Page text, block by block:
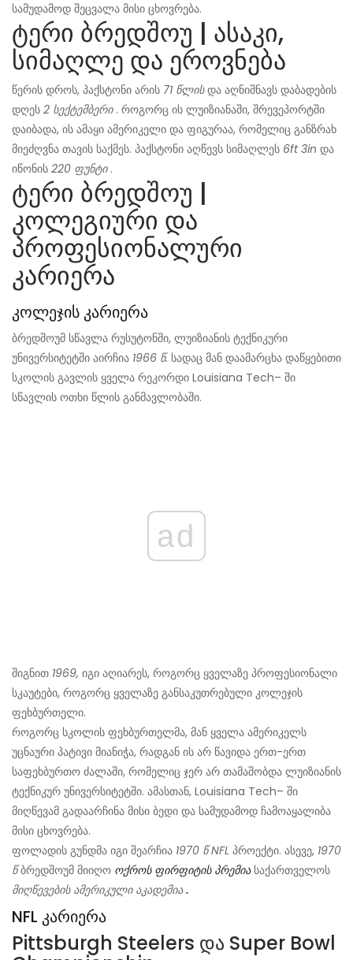
სამუდამოდ შეცვალა მისი ცხოვრება.
ტერი ბრედშოუ | ასაკი,
სიმაღლე და ეროვნება
წერის დროს, პაქსტონი არის 71 წლისდა აღნიშნავს დაბადების
დღეს 2 სექტემბერი. როგორც ის ლუიზიანაში, შრევეპორტში
დაიბადა, ის ამაყი ამერიკელი და ფიგურაა, რომელიც განზრახ
მიეძღვნა თავის საქმეს. პაქსტონი აღწევს სიმაღლეს 6ft 3in და
იწონის 220 ფუნტი.
ტერი ბრედშოუ |
კოლეგიური და
პროფესიონალური
კარიერა
კოლეჯის კარიერა
ბრედშოუმ სწავლა რუსუტონში, ლუიზიანის ტექნიკური
უნივერსიტეტში აირჩია 1966 წ. სადაც მან დაამარცხა დაწყებითი
სკოლის გავლის ყველა რეკორდი Louisiana Tech– ში
სწავლის ოთხი წლის განმავლობაში.
ad
შიგნით 1969, იგი აღიარეს, როგორც ყველაზე პროფესიონალი
სკაუტები, როგორც ყველაზე განსაკუთრებული კოლეჯის
ფეხბურთელი.
როგორც სკოლის ფეხბურთელმა, მან ყველა ამერიკელს
უცნაური პატივი მიანიჭა, რადგან ის არ წავიდა ერთ-ერთ
საფეხბურთო ძალაში, რომელიც ჯერ არ თამაშობდა ლუიზიანის
ტექნიკურ უნივერსიტეტში. ამასთან, Louisiana Tech– ში
მიღწევამ გადაარჩინა მისი ბედი და სამუდამოდ ჩამოაყალიბა
მისი ცხოვრება.
ფოლადის გუნდმა იგი შეარჩია 1970 წ NFL პროექტი. ასევე, 1970
წბრედშოუმ მიიღო ოქროს ფირფიტის პრემია საქართველოს
მიღწევების ამერიკული აკადემია .
NFL კარიერა
Pittsburgh Steelers და Super Bowl